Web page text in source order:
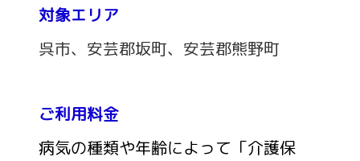
対象エリア
呉市、安芸郡坂町、安芸郡熊野町
ご利用料金
病気の種類や年齢によって「介護保